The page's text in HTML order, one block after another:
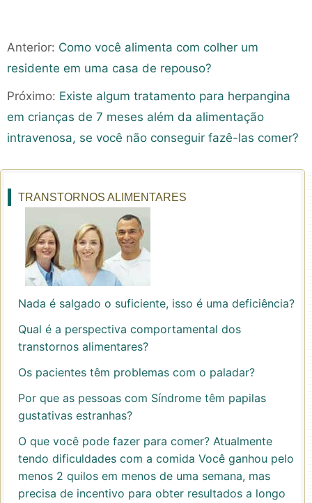
Anterior: Como você alimenta com colher um
residente em uma casa de repouso?
Próximo: Existe algum tratamento para herpangina
em crianças de 7 meses além da alimentação
intravenosa, se você não conseguir fazê-las comer?
TRANSTORNOS ALIMENTARES
Nada é salgado o suficiente, isso é uma deficiência?
Qual é a perspectiva comportamental dos
transtornos alimentares?
Os pacientes têm problemas com o paladar?
Por que as pessoas com Síndrome têm papilas
gustativas estranhas?
O que você pode fazer para comer? Atualmente
tendo dificuldades com a comida Você ganhou pelo
menos 2 quilos em menos de uma semana, mas
precisa de incentivo para obter resultados a longo